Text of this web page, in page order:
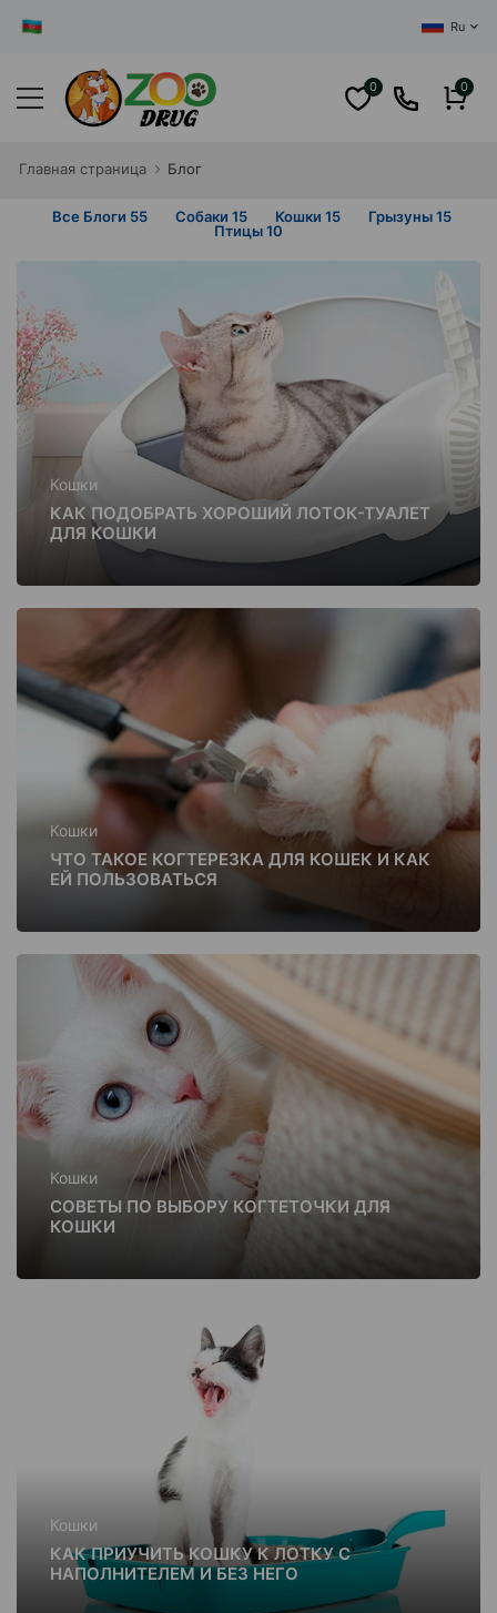
ЦЕНТРАЛЬНЫЙ
Ru
0 0
Главная cтраница Блог
Все Блоги 55 Собаки 15 Кошки 15 Грызуны15
Птицы10
Кошки
КАК ПОДОБРАТЬ ХОРОШИЙ ЛОТОК-ТУАЛЕТ
ДЛЯ КОШКИ
Кошки
ЧТО ТАКОЕ КОГТЕРЕЗКА ДЛЯ КОШЕК И КАК
ЕЙ ПОЛЬЗОВАТЬСЯ
Кошки
СОВЕТЫ ПО ВЫБОРУ КОГТЕТОЧКИ ДЛЯ
КОШКИ
Кошки
КАК ПРИУЧИТЬ КОШКУ К ЛОТКУ С
НАПОЛНИТЕЛЕМ И БЕЗ НЕГО